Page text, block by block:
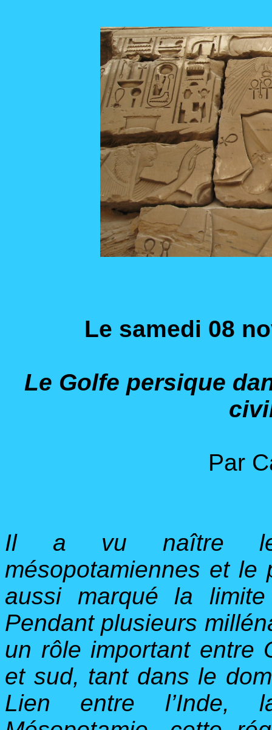
Le samedi 08
Le Golfe persique
Par
Il a vu naître les
mésopotamiennes et
aussi marqué la
Pendant plusieurs
un rôle important entre
et sud, tant dans le
Lien entre l’Inde,